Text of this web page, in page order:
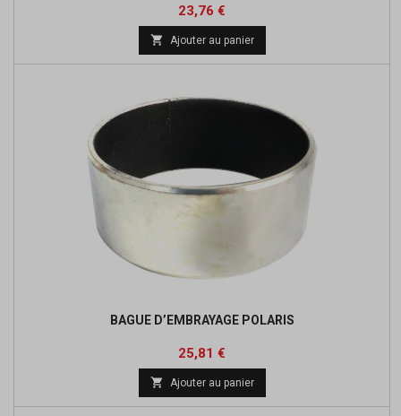
Prix
23,76 €
base
 Ajouter au panier
BAGUE D’EMBRAYAGE POLARIS
Prix
25,81 €
base
 Ajouter au panier